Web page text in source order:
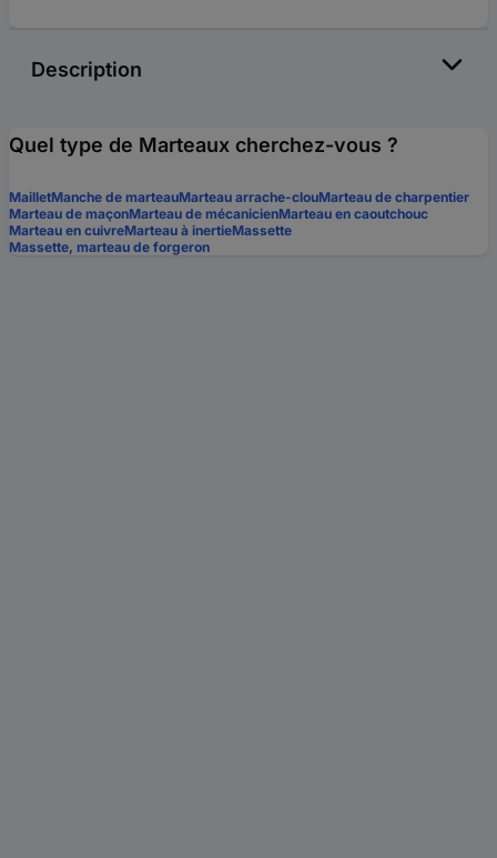
Description
Quel type de Marteaux cherchez-vous ?
MailletManche de marteauMarteau arrache-clouMarteau de charpentier
Marteau de maçonMarteau de mécanicienMarteau en caoutchouc
Marteau en cuivreMarteau à inertieMassette
Massette, marteau de forgeron